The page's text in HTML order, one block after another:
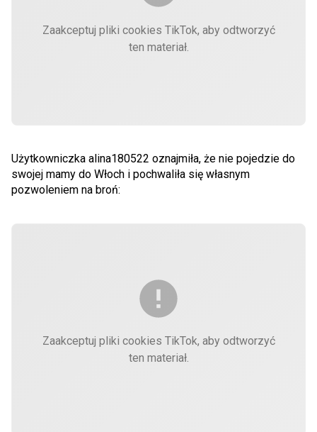
Zaakceptuj pliki cookies TikTok, aby odtworzyć
ten materiał.
Użytkowniczka alina180522 oznajmiła, że nie pojedzie do
swojej mamy do Włoch i pochwaliła się własnym
pozwoleniem na broń:
Zaakceptuj pliki cookies TikTok, aby odtworzyć
ten materiał.